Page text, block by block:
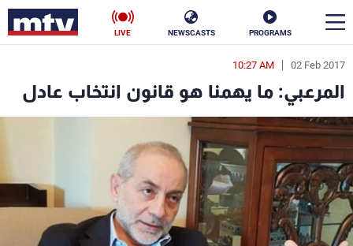
PROGRAMS
NEWSCASTS
LIVE
02 Feb 2017
10:27 AM
المرعبي: ما يهمنا هو قانون انتخاب عادل
en
الأخبار
سياسة ناس
إقتصاد فن
منوعات رياضة